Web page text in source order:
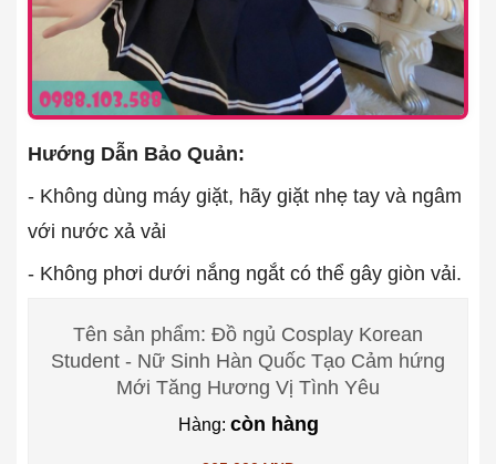
Hướng Dẫn Bảo Quản:
- Không dùng máy giặt, hãy giặt nhẹ tay và ngâm
với nước xả vải
- Không phơi dưới nắng ngắt có thể gây giòn vải.
Tên sản phẩm: Đồ ngủ Cosplay Korean
Student - Nữ Sinh Hàn Quốc Tạo Cảm hứng
Mới Tăng Hương Vị Tình Yêu
Hàng: còn hàng